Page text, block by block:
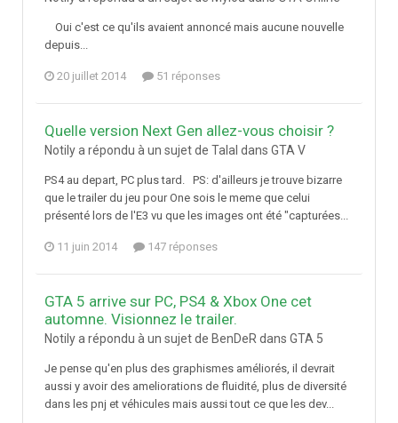
Oui c'est ce qu'ils avaient annoncé mais aucune nouvelle
depuis...
20 juillet 2014 51 réponses
Quelle version Next Gen allez-vous choisir ?
Notily a répondu à un sujet de Talal dans GTA V
PS4 au depart, PC plus tard. PS: d'ailleurs je trouve bizarre
que le trailer du jeu pour One sois le meme que celui
présenté lors de l'E3 vu que les images ont été "capturées...
11 juin 2014 147 réponses
GTA 5 arrive sur PC, PS4 & Xbox One cet
automne. Visionnez le trailer.
Notily a répondu à un sujet de BenDeR dans GTA 5
Je pense qu'en plus des graphismes améliorés, il devrait
aussi y avoir des ameliorations de fluidité, plus de diversité
dans les pnj et véhicules mais aussi tout ce que les dev...